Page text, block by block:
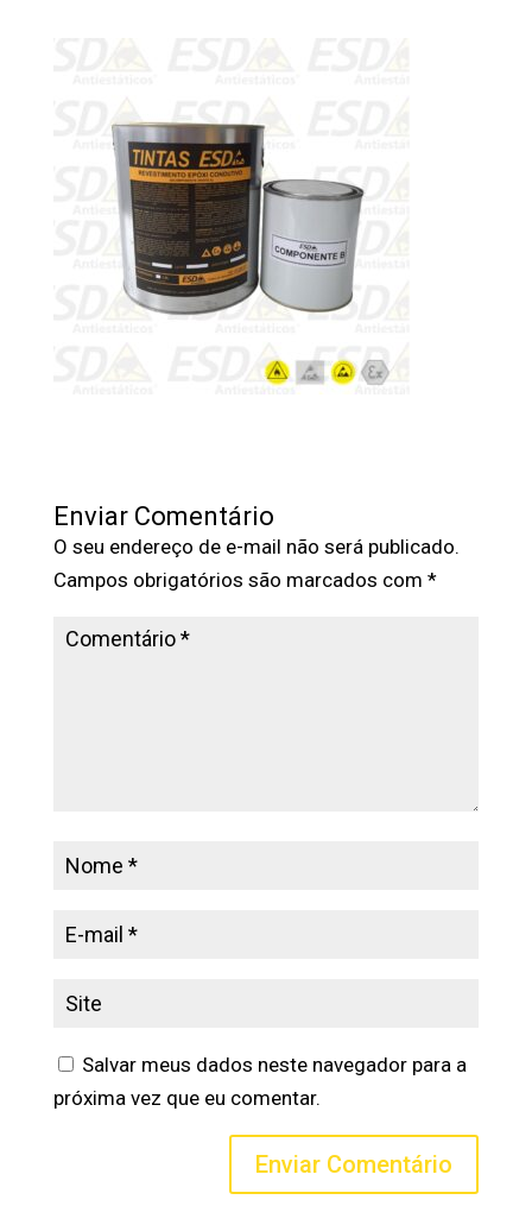
Enviar Comentário
O seu endereço de e-mail não será publicado.
Campos obrigatórios são marcados com *
Salvar meus dados neste navegador para a
próxima vez que eu comentar.